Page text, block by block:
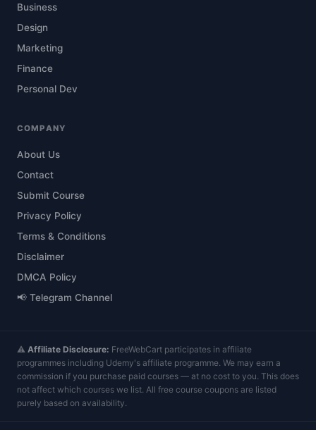
Business
Design
Marketing
Finance
Personal Dev
COMPANY
About Us
Contact
Submit Course
Privacy Policy
Terms & Conditions
Disclaimer
DMCA Policy
📢 Telegram Channel
⚠️ Affiliate Disclosure: FreeWebCart participates in affiliate
programmes including Udemy's affiliate programme. We may earn a
commission if you purchase paid courses — at no cost to you. This does
not affect which courses we list. All free course coupons are listed
purely based on availability.